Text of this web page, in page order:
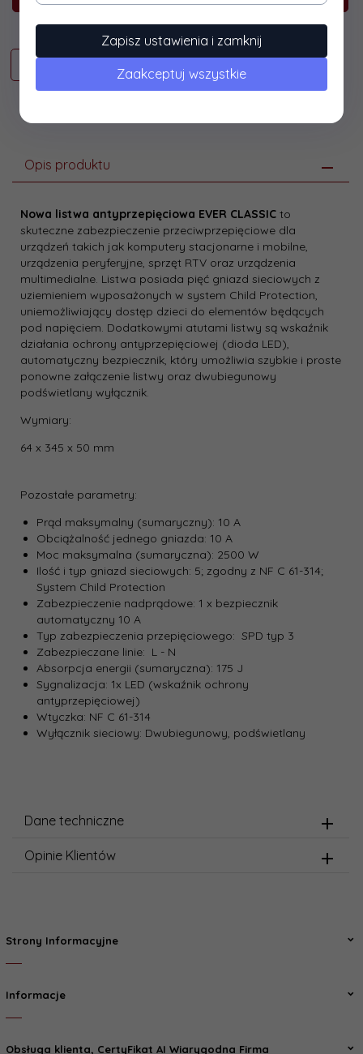
Opis produktu
Nowa listwa antyprzepięciowa EVER CLASSIC to
skuteczne zabezpieczenie przeciwprzepięciowe dla
urządzeń takich jak komputery stacjonarne i mobilne,
urządzenia peryferyjne, sprzęt RTV oraz urządzenia
multimedialne. Listwa posiada pięć gniazd sieciowych z
uziemieniem wyposażonych w system Child Protection,
uniemożliwiający dostęp dzieci do elementów będących
pod napięciem. Dodatkowymi atutami listwy są wskaźnik
działania ochrony antyprzepięciowej (dioda LED),
automatyczny bezpiecznik, który umożliwia szybkie i proste
ponowne załączenie listwy oraz dwubiegunowy
podświetlany wyłącznik.
Wymiary:
64 x 345 x 50 mm
Pozostałe parametry:
Prąd maksymalny (sumaryczny): 10 A
Obciążalność jednego gniazda: 10 A
Moc maksymalna (sumaryczna): 2500 W
Ilość i typ gniazd sieciowych: 5; zgodny z NF C 61-314;
System Child Protection
Zabezpieczenie nadprądowe: 1 x bezpiecznik
automatyczny 10 A
Typ zabezpieczenia przepięciowego: SPD typ 3
Zabezpieczane linie: L - N
Absorpcja energii (sumaryczna): 175 J
Sygnalizacja: 1x LED (wskaźnik ochrony
antyprzepięciowej)
Wtyczka: NF C 61-314
Wyłącznik sieciowy: Dwubiegunowy, podświetlany
Dane techniczne
Opinie Klientów
Strony Informacyjne
Informacje
Obsługa klienta, CertyFikat AI Wiarygodna Firma
Zapisz ustawienia i zamknij
Zaakceptuj wszystkie